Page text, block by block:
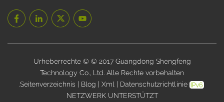
Urheberrechte © © 2017 Guangdong Shengfeng
Technology Co., Ltd. Alle Rechte vorbehalten
Seitenverzeichnis Blog Xml
Datenschutzrichtlinie
NETZWERK UNTERSTÜTZT